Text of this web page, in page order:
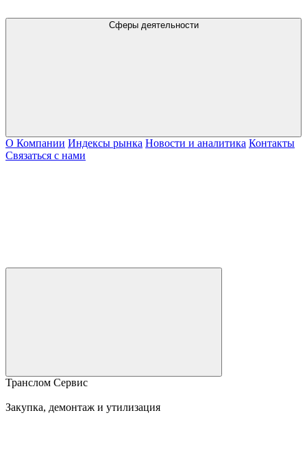
Сферы деятельности
О Компании Индексы рынка Новости и аналитика Контакты
Связаться с нами
Транслом Сервис
Закупка, демонтаж и утилизация